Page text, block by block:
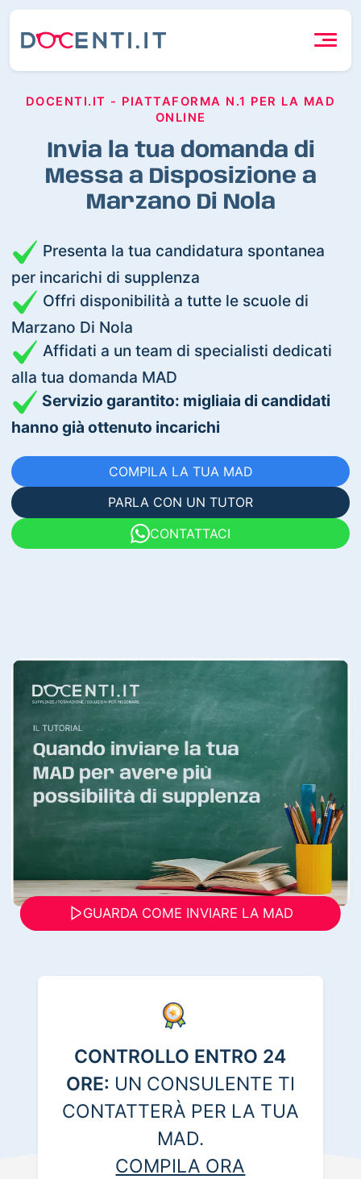
DOCENTI.IT - PIATTAFORMA N.1 PER LA MAD
ONLINE
Invia la tua domanda di
Messa a Disposizione a
Marzano Di Nola
Presenta la tua candidatura spontanea
per incarichi di supplenza
Offri disponibilità a tutte le scuole di
Marzano Di Nola
Affidati a un team di specialisti dedicati
alla tua domanda MAD
Servizio garantito: migliaia di candidati
hanno già ottenuto incarichi
COMPILA LA TUA MAD
PARLA CON UN TUTOR
CONTATTACI
GUARDA COME INVIARE LA MAD
CONTROLLO ENTRO 24
ORE: UN CONSULENTE TI
CONTATTERÀ PER LA TUA
MAD.
COMPILA ORA